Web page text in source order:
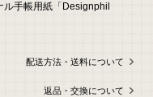
手帳用紙「Designphil
配送方法・送料について
返品・交換について